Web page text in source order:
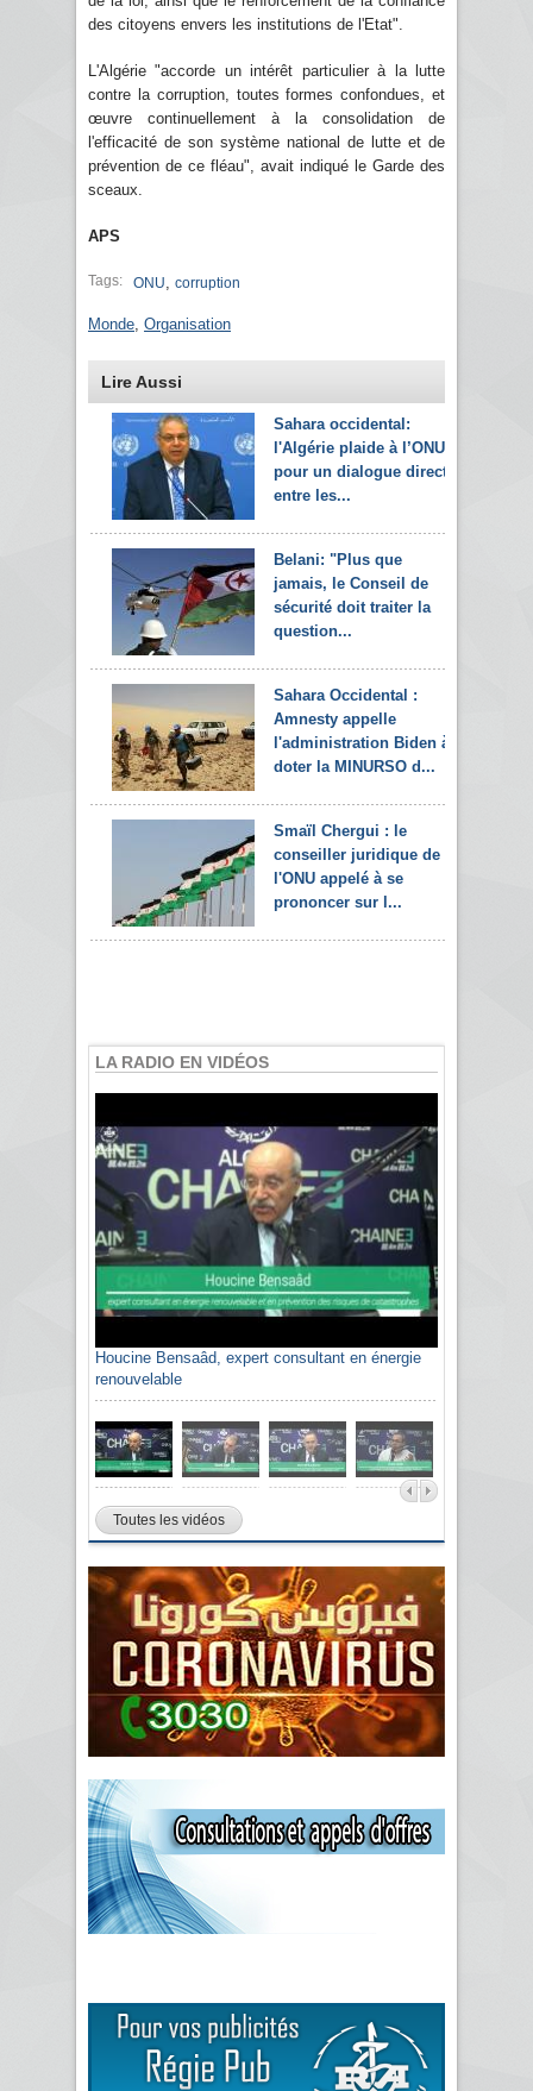
des citoyens envers les institutions de l'Etat".
L'Algérie "accorde un intérêt particulier à la lutte
contre la corruption, toutes formes confondues, et
œuvre continuellement à la consolidation de
l'efficacité de son système national de lutte et de
prévention de ce fléau", avait indiqué le Garde des
sceaux.
APS
Tags: ONU corruption
Monde Organisation
Lire Aussi
Sahara occidental:
l'Algérie plaide à l’ONU
pour un dialogue direct
entre les...
Belani: "Plus que
jamais, le Conseil de
sécurité doit traiter la
question...
Sahara Occidental :
Amnesty appelle
l'administration Biden à
doter la MINURSO d...
Smaïl Chergui : le
conseiller juridique de
l'ONU appelé à se
prononcer sur l...
LA RADIO EN VIDÉOS
Houcine Bensaâd, expert consultant en énergie
renouvelable
Toutes les vidéos